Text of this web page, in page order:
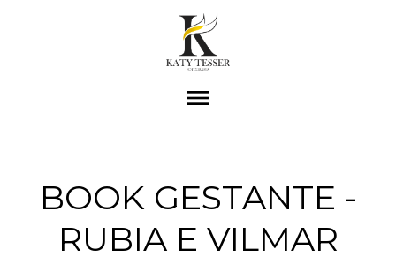
menu
BOOK GESTANTE -
RUBIA E VILMAR